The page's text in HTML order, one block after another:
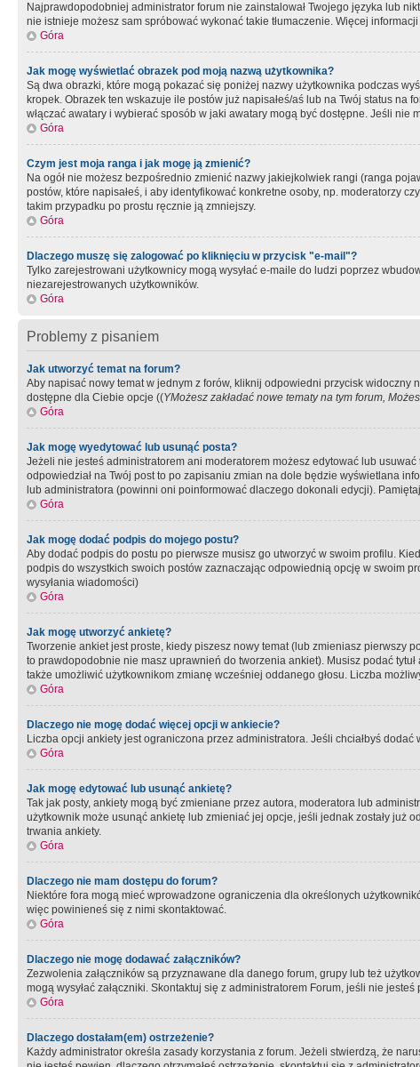
Najprawdopodobniej administrator forum nie zainstalował Twojego języka lub
nie istnieje możesz sam spróbować wykonać takie tłumaczenie. Więcej
Góra
Jak mogę wyświetlać obrazek pod moją nazwą użytkownika?
Są dwa obrazki, które mogą pokazać się poniżej nazwy użytkownika podczas
kropek. Obrazek ten wskazuje ile postów już napisałeś/aś lub na Twój status
włączać awatary i wybierać sposób w jaki awatary mogą być dostępne. Jeśli
Góra
Czym jest moja ranga i jak mogę ją zmienić?
Na ogół nie możesz bezpośrednio zmienić nazwy jakiejkolwiek rangi (ranga
postów, które napisałeś, i aby identyfikować konkretne osoby, np. moderatorzy
takim przypadku po prostu ręcznie ją zmniejszy.
Góra
Dlaczego muszę się zalogować po kliknięciu w przycisk "e-mail"?
Tylko zarejestrowani użytkownicy mogą wysyłać e-maile do ludzi poprzez
niezarejestrowanych użytkowników.
Góra
Problemy z pisaniem
Jak utworzyć temat na forum?
Aby napisać nowy temat w jednym z forów, kliknij odpowiedni przycisk
dostępne dla Ciebie opcje ((YMożesz zakładać nowe tematy na tym forum,
Góra
Jak mogę wyedytować lub usunąć posta?
Jeżeli nie jesteś administratorem ani moderatorem możesz edytować lub
odpowiedział na Twój post to po zapisaniu zmian na dole będzie wyświetlana
lub administratora (powinni oni poinformować dlaczego dokonali edycji).
Góra
Jak mogę dodać podpis do mojego postu?
Aby dodać podpis do postu po pierwsze musisz go utworzyć w swoim profilu.
podpis do wszystkich swoich postów zaznaczając odpowiednią opcję w swoim
wysyłania wiadomości)
Góra
Jak mogę utworzyć ankietę?
Tworzenie ankiet jest proste, kiedy piszesz nowy temat (lub zmieniasz
to prawdopodobnie nie masz uprawnień do tworzenia ankiet). Musisz podać
także umożliwić użytkownikom zmianę wcześniej oddanego głosu. Liczba
Góra
Dlaczego nie mogę dodać więcej opcji w ankiecie?
Liczba opcji ankiety jest ograniczona przez administratora. Jeśli chciałbyś
Góra
Jak mogę edytować lub usunąć ankietę?
Tak jak posty, ankiety mogą być zmieniane przez autora, moderatora lub
użytkownik może usunąć ankietę lub zmieniać jej opcje, jeśli jednak zostały już
trwania ankiety.
Góra
Dlaczego nie mam dostępu do forum?
Niektóre fora mogą mieć wprowadzone ograniczenia dla określonych
więc powinieneś się z nimi skontaktować.
Góra
Dlaczego nie mogę dodawać załączników?
Zezwolenia załączników są przyznawane dla danego forum, grupy lub też
mogą wysyłać załączniki. Skontaktuj się z administratorem Forum, jeśli nie
Góra
Dlaczego dostałam(em) ostrzeżenie?
Każdy administrator określa zasady korzystania z forum. Jeżeli stwierdzą, że